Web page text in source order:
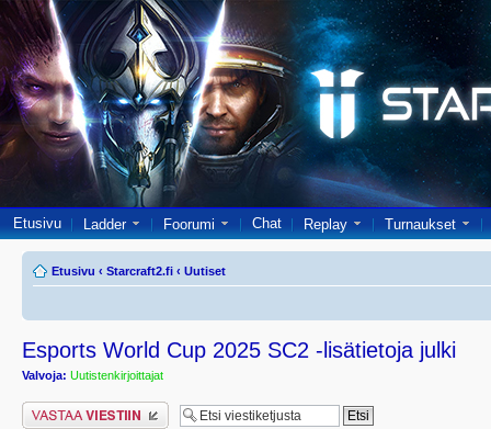
Etusivu Ladder Foorumi Chat Replay Turnaukset
Etusivu ‹ Starcraft2.fi ‹ Uutiset
Esports World Cup 2025 SC2 -lisätietoja julki
Valvoja: Uutistenkirjoittajat
Lähetä vastaus